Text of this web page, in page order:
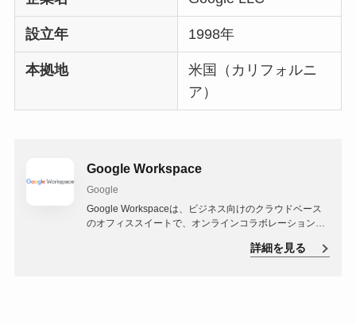
設立年 1998年
本拠地
米国（カリフォルニ
ア）
Google Workspace
Google
Google Workspaceは、ビジネス向けのクラウドベース
のオフィススイートで、オンラインコラボレーション、
の機能を提供します。ビジネスパーソン向けには、効率
詳細を見る